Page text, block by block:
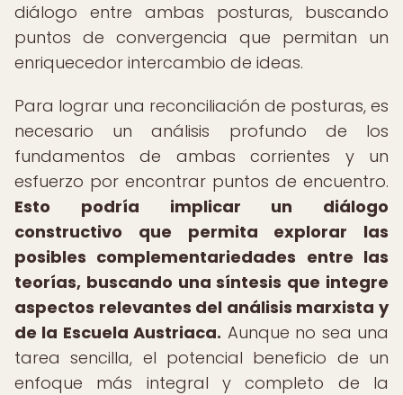
diálogo entre ambas posturas, buscando
puntos de convergencia que permitan un
enriquecedor intercambio de ideas.
Para lograr una reconciliación de posturas, es
necesario un análisis profundo de los
fundamentos de ambas corrientes y un
esfuerzo por encontrar puntos de encuentro.
Esto podría implicar un diálogo
constructivo que permita explorar las
posibles complementariedades entre las
teorías, buscando una síntesis que integre
aspectos relevantes del análisis marxista y
de la Escuela Austriaca. Aunque no sea una
tarea sencilla, el potencial beneficio de un
enfoque más integral y completo de la